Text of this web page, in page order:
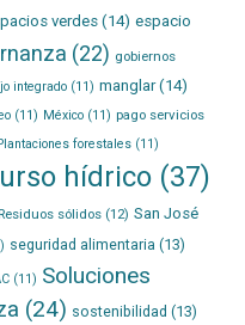
verdes(14) espacio
(22) gobiernos
integrado(11) manglar(14)
(11) México(11) pago servicios
Plantaciones forestales(11)
hídrico(37)
sólidos(12) San José
seguridad alimentaria (13)
(11) Soluciones
(24) sostenibilidad (13)